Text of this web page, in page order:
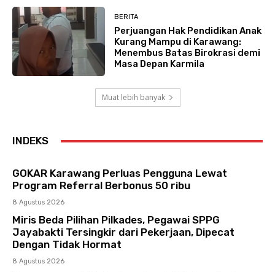
BERITA
Perjuangan Hak Pendidikan Anak
Kurang Mampu di Karawang:
Menembus Batas Birokrasi demi
Masa Depan Karmila
Muat lebih banyak
INDEKS
GOKAR Karawang Perluas Pengguna Lewat
Program Referral Berbonus 50 ribu
8 Agustus 2026
Miris Beda Pilihan Pilkades, Pegawai SPPG
Jayabakti Tersingkir dari Pekerjaan, Dipecat
Dengan Tidak Hormat
8 Agustus 2026